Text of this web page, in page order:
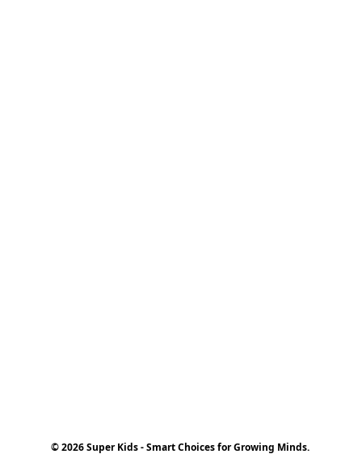
© 2026 Super Kids - Smart Choices for Growing Minds.